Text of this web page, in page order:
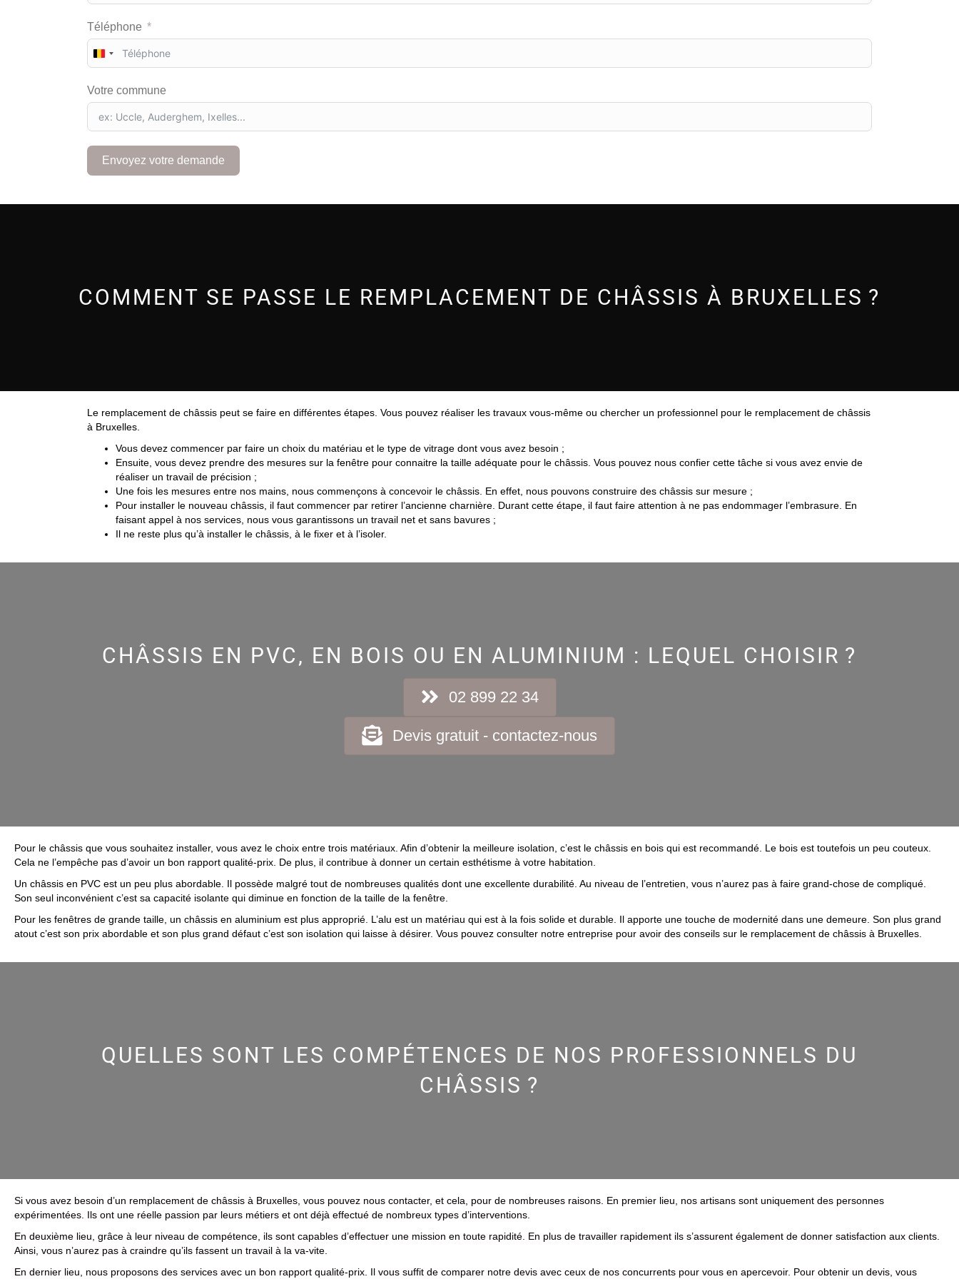
Téléphone
B
e
i
+
Votre commune
Envoyez votre demande
COMMENT SE PASSE LE REMPLACEMENT DE CHÂSSIS À BRUXELLES ?
Le remplacement de châssis peut se faire en différentes étapes. Vous pouvez réaliser les travaux vous-même ou chercher un professionnel pour le remplacement de châssis
à Bruxelles.
Vous devez commencer par faire un choix du matériau et le type de vitrage dont vous avez besoin ;
Ensuite, vous devez prendre des mesures sur la fenêtre pour connaitre la taille adéquate pour le châssis. Vous pouvez nous confier cette tâche si vous avez envie de
réaliser un travail de précision ;
Une fois les mesures entre nos mains, nous commençons à concevoir le châssis. En effet, nous pouvons construire des châssis sur mesure ;
Pour installer le nouveau châssis, il faut commencer par retirer l’ancienne charnière. Durant cette étape, il faut faire attention à ne pas endommager l’embrasure. En
faisant appel à nos services, nous vous garantissons un travail net et sans bavures ;
Il ne reste plus qu’à installer le châssis, à le fixer et à l’isoler.
CHÂSSIS EN PVC, EN BOIS OU EN ALUMINIUM : LEQUEL CHOISIR ?
02 899 22 34
Devis gratuit - contactez-nous
Pour le châssis que vous souhaitez installer, vous avez le choix entre trois matériaux. Afin d’obtenir la meilleure isolation, c’est le châssis en bois qui est recommandé. Le bois est toutefois un peu couteux.
Cela ne l’empêche pas d’avoir un bon rapport qualité-prix. De plus, il contribue à donner un certain esthétisme à votre habitation.
Un châssis en PVC est un peu plus abordable. Il possède malgré tout de nombreuses qualités dont une excellente durabilité. Au niveau de l’entretien, vous n’aurez pas à faire grand-chose de compliqué.
Son seul inconvénient c’est sa capacité isolante qui diminue en fonction de la taille de la fenêtre.
Pour les fenêtres de grande taille, un châssis en aluminium est plus approprié. L’alu est un matériau qui est à la fois solide et durable. Il apporte une touche de modernité dans une demeure. Son plus grand
atout c’est son prix abordable et son plus grand défaut c’est son isolation qui laisse à désirer. Vous pouvez consulter notre entreprise pour avoir des conseils sur le remplacement de châssis à Bruxelles.
QUELLES SONT LES COMPÉTENCES DE NOS PROFESSIONNELS DU
CHÂSSIS ?
Si vous avez besoin d’un remplacement de châssis à Bruxelles, vous pouvez nous contacter, et cela, pour de nombreuses raisons. En premier lieu, nos artisans sont uniquement des personnes
expérimentées. Ils ont une réelle passion par leurs métiers et ont déjà effectué de nombreux types d’interventions.
En deuxième lieu, grâce à leur niveau de compétence, ils sont capables d’effectuer une mission en toute rapidité. En plus de travailler rapidement ils s’assurent également de donner satisfaction aux clients.
Ainsi, vous n’aurez pas à craindre qu’ils fassent un travail à la va-vite.
En dernier lieu, nous proposons des services avec un bon rapport qualité-prix. Il vous suffit de comparer notre devis avec ceux de nos concurrents pour vous en apercevoir. Pour obtenir un devis, vous